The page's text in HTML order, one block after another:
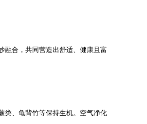
合，共同营造出舒适、健康且富
类、龟背竹等保持生机。空气净化